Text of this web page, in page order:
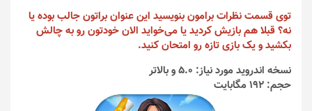
توی قسمت نظرات برامون بنویسید این عنوان براتون جالب بوده یا
نه؟ قبلا هم بازیش کردید یا می‌خواید الان خودتون رو به چالش
بکشید و یک بازی تازه رو امتحان کنید.
نسخه اندروید مورد نیاز: 5.0 و بالاتر
حجم: 192 مگابایت